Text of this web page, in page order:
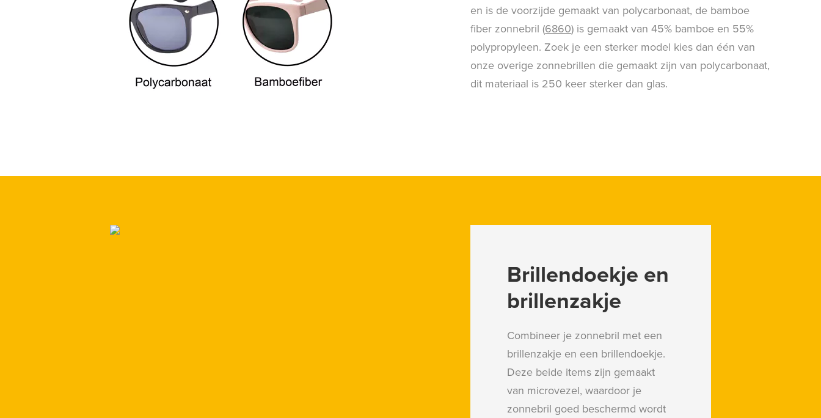
en is de voorzijde gemaakt van polycarbonaat, de bamboe
fiber zonnebril (6860) is gemaakt van 45% bamboe en 55%
polypropyleen. Zoek je een sterker model kies dan één van
onze overige zonnebrillen die gemaakt zijn van polycarbonaat,
dit materiaal is 250 keer sterker dan glas.
Brillendoekje en
brillenzakje
Combineer je zonnebril met een
brillenzakje en een brillendoekje.
Deze beide items zijn gemaakt
van microvezel, waardoor je
zonnebril goed beschermd wordt